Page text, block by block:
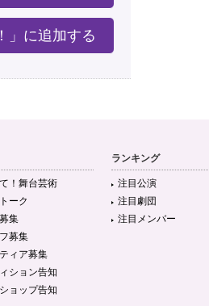
」に追加する
！舞台芸術
ーク
集
募集
ィア募集
ション告知
ョップ告知
ランキング
注目公演
注目劇団
注目メンバー